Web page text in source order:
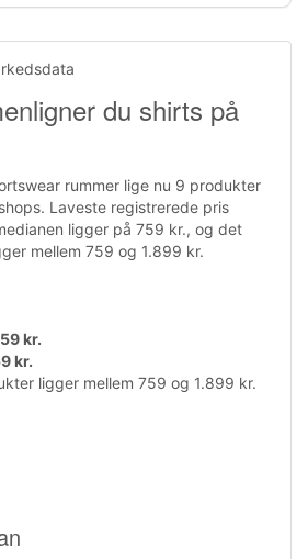
du shirts på
rummer lige nu 9 produkter
Laveste registrerede pris
ligger på 759 kr., og det
mellem 759 og 1.899 kr.
kr.
kr.
ligger mellem 759 og 1.899 kr.